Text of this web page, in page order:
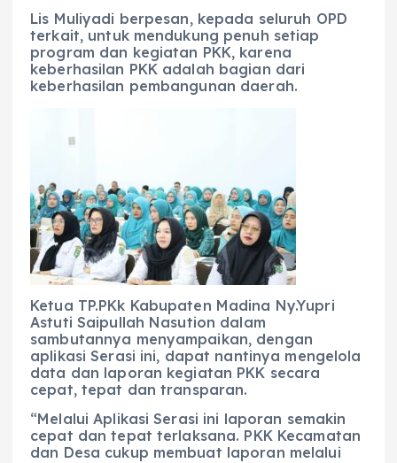
Lis Muliyadi berpesan, kepada seluruh OPD
terkait, untuk mendukung penuh setiap
program dan kegiatan PKK, karena
keberhasilan PKK adalah bagian dari
keberhasilan pembangunan daerah.
Ketua TP.PKk Kabupaten Madina Ny.Yupri
Astuti Saipullah Nasution dalam
sambutannya menyampaikan, dengan
aplikasi Serasi ini, dapat nantinya mengelola
data dan laporan kegiatan PKK secara
cepat, tepat dan transparan.
“Melalui Aplikasi Serasi ini laporan semakin
cepat dan tepat terlaksana. PKK Kecamatan
dan Desa cukup membuat laporan melalui